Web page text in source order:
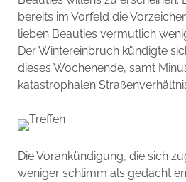
bereits im Vorfeld die
lieben Beauties vermutlich
Der Wintereinbruch kündigte
dieses Wochenende, samt
katastrophalen
Die Vorankündigung, die sich
weniger schlimm als gedacht